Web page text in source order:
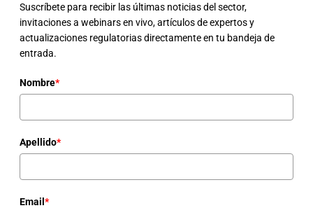
Suscríbete para recibir las últimas noticias del sector,
invitaciones a webinars en vivo, artículos de expertos y
actualizaciones regulatorias directamente en tu bandeja de
entrada.
Nombre*
Apellido*
Email *